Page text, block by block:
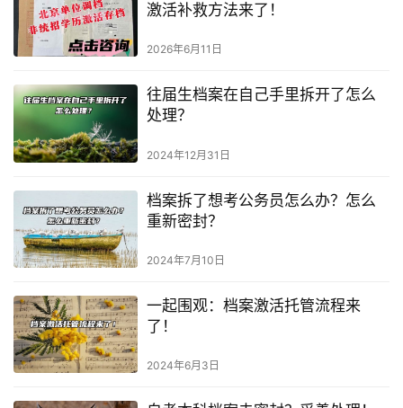
激活补救方法来了！
2026年6月11日
往届生档案在自己手里拆开了怎么
处理？
2024年12月31日
档案拆了想考公务员怎么办？怎么
重新密封？
2024年7月10日
一起围观：档案激活托管流程来
了！
2024年6月3日